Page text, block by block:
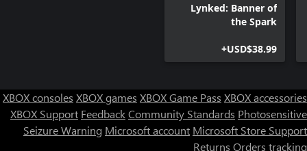
Lynked: Banner of
the Spark
USD$38.99+
XBOX consoles XBOX games XBOX Game Pass XBOX accessories
XBOX Support FeedbackCommunity Standards Photosensitive
Seizure Warning Microsoft account Microsoft Store Support
Returns Orders tracking